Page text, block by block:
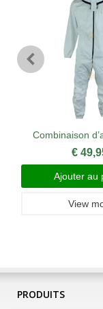
Combinaison
€
Ajouter au
View
PRODUITS